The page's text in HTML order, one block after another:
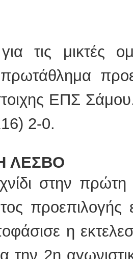
τις μικτές
ΕΠΣ
2-0.
ΛΕΣΒΟ
στην
η
την 2η